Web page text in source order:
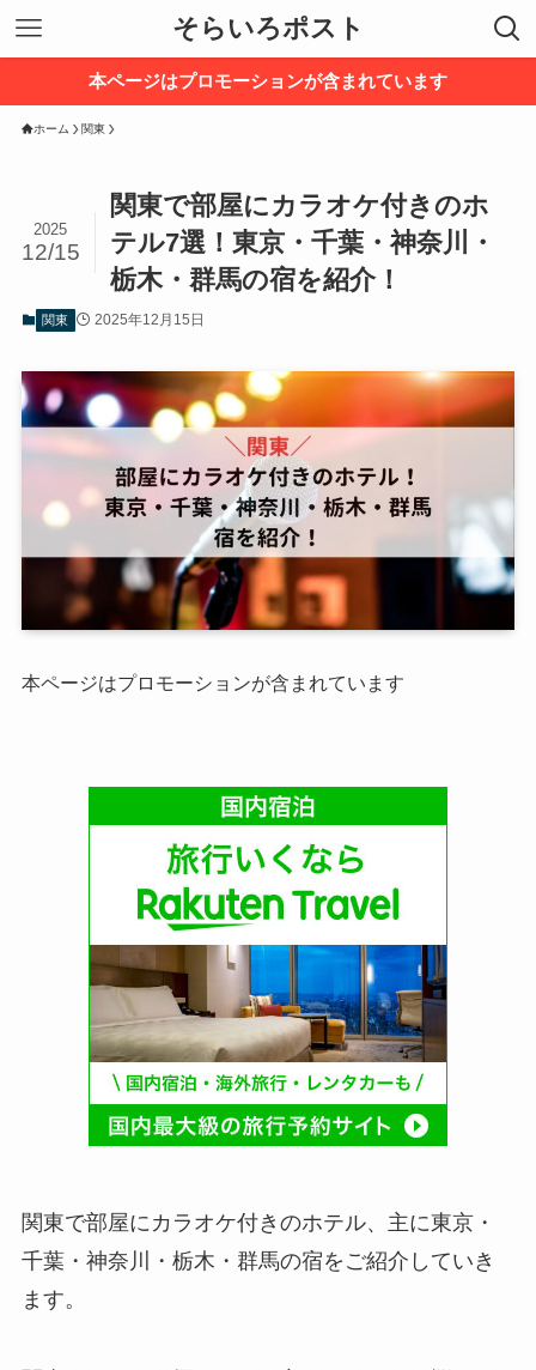
そらいろポスト
本ページはプロモーションが含まれています
ホーム 関東
関東で部屋にカラオケ付きのホ
テル7選！東京・千葉・神奈川・
栃木・群馬の宿を紹介！
2025
12/15
関東 2025年12月15日
本ページはプロモーションが含まれています
関東で部屋にカラオケ付きのホテル、主に東京・
千葉・神奈川・栃木・群馬の宿をご紹介していき
ます。